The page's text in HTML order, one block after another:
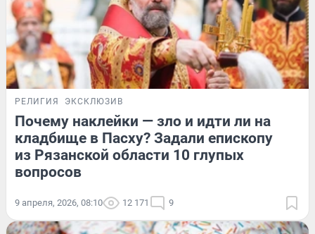
РЕЛИГИЯ ЭКСКЛЮЗИВ
Почему наклейки — зло и идти ли на
кладбище в Пасху? Задали епископу
из Рязанской области 10 глупых
вопросов
9 апреля, 2026, 08:10 12 171 9